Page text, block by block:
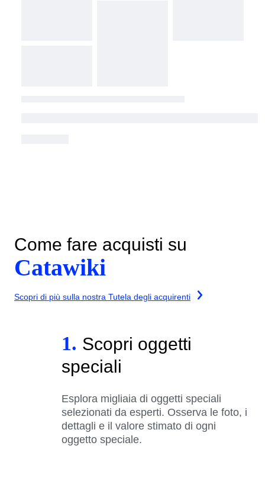
Come fare acquisti su
Catawiki
Scopri di più sulla nostra Tutela degli acquirenti
1. Scopri oggetti
speciali
Esplora migliaia di oggetti speciali
selezionati da esperti. Osserva le foto, i
dettagli e il valore stimato di ogni
oggetto speciale.